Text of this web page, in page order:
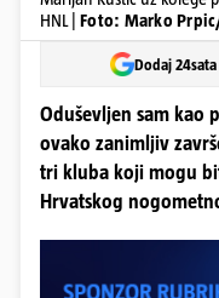
HNL | Foto: Marko
Dodaj
Oduševljen sam kao
ovako zanimljiv
tri kluba koji mogu
Hrvatskog